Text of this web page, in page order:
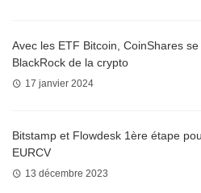
Avec les ETF Bitcoin, CoinShares
BlackRock de la crypto
17 janvier 2024
Bitstamp et Flowdesk 1ère étape
EURCV
13 décembre 2023